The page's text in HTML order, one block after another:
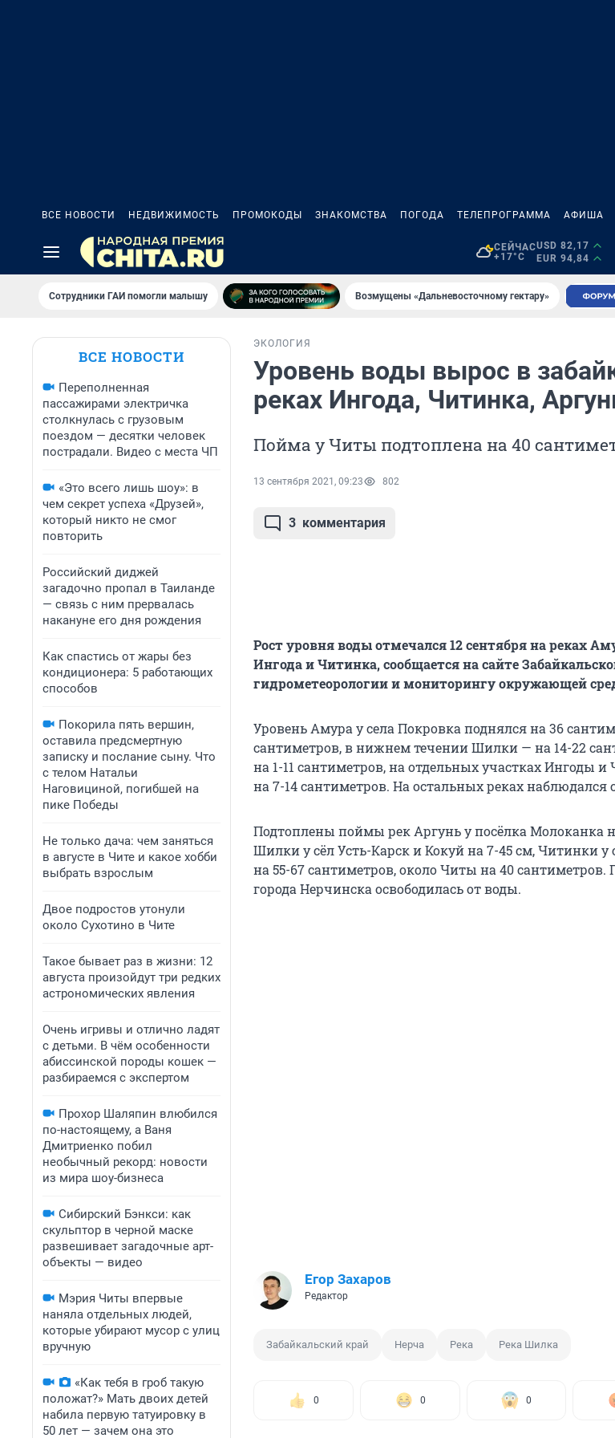
ВСЕ НОВОСТИ НЕДВИЖИМОСТЬ ПРОМОКОДЫ ЗНАКОМСТВА ПОГОДА ТЕЛЕПРОГРАММА АФИША
СЕЙЧАС
+17°C
USD 82,17
EUR 94,84
Сотрудники ГАИ помогли малышу Возмущены «Дальневосточному гектару»
ВСЕ НОВОСТИ
Переполненная
пассажирами электричка
столкнулась с грузовым
поездом — десятки человек
пострадали. Видео с места ЧП
«Это всего лишь шоу»: в
чем секрет успеха «Друзей»,
который никто не смог
повторить
Российский диджей
загадочно пропал в Таиланде
— связь с ним прервалась
накануне его дня рождения
Как спастись от жары без
кондиционера: 5 работающих
способов
Покорила пять вершин,
оставила предсмертную
записку и послание сыну. Что
с телом Натальи
Наговициной, погибшей на
пике Победы
Не только дача: чем заняться
в августе в Чите и какое хобби
выбрать взрослым
Двое подростов утонули
около Сухотино в Чите
Такое бывает раз в жизни: 12
августа произойдут три редких
астрономических явления
Очень игривы и отлично ладят
с детьми. В чём особенности
абиссинской породы кошек —
разбираемся с экспертом
Прохор Шаляпин влюбился
по-настоящему, а Ваня
Дмитриенко побил
необычный рекорд: новости
из мира шоу-бизнеса
Сибирский Бэнкси: как
скульптор в черной маске
развешивает загадочные арт-
объекты — видео
Мэрия Читы впервые
наняла отдельных людей,
которые убирают мусор с улиц
вручную
«Как тебя в гроб такую
положат?» Мать двоих детей
набила первую татуировку в
50 лет — зачем она это
ЭКОЛОГИЯ
Уровень воды вырос в
реках Ингода, Читинка,
Пойма у Читы подтоплена на 40
13 сентября 2021, 09:23 802
3 комментария
Рост уровня воды отмечался 12 сентября на реках
Ингода и Читинка, сообщается на сайте
гидрометеорологии и мониторингу окружающей
Уровень Амура у села Покровка поднялся на 36
сантиметров, в нижнем течении Шилки — на 14-22
на 1-11 сантиметров, на отдельных участках Ингоды
на 7-14 сантиметров. На остальных реках наблюдался
Подтоплены поймы рек Аргунь у посёлка Молоканка
Шилки у сёл Усть-Карск и Кокуй на 7-45 см, Читинки
на 55-67 сантиметров, около Читы на 40
города Нерчинска освободилась от воды.
Егор Захаров
Редактор
Забайкальский край Нерча Река Река Шилка
0 0 0